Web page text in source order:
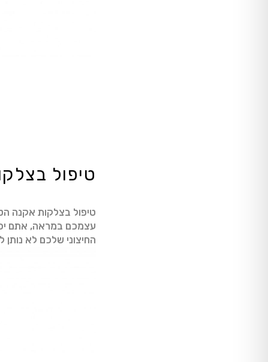
טיפול
טיפול בצלקות אקנה
עצמכם במראה, אתם
החיצוני שלכם לא